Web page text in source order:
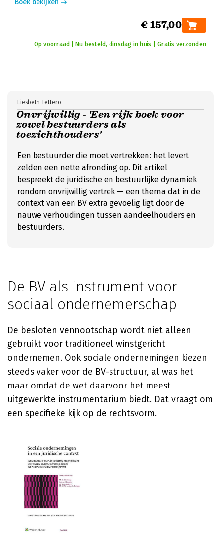
Boek bekijken
€ 157,00
Op voorraad | Nu besteld, dinsdag in huis | Gratis verzonden
Onvrijwillig - 'Een rijk boek voor
zowel bestuurders als
toezichthouders'
Liesbeth Tettero
Een bestuurder die moet vertrekken: het levert
zelden een nette afronding op. Dit artikel
bespreekt de juridische en bestuurlijke dynamiek
rondom onvrijwillig vertrek — een thema dat in de
context van een BV extra gevoelig ligt door de
nauwe verhoudingen tussen aandeelhouders en
bestuurders.
De BV als instrument voor
sociaal ondernemerschap
De besloten vennootschap wordt niet alleen
gebruikt voor traditioneel winstgericht
ondernemen. Ook sociale ondernemingen kiezen
steeds vaker voor de BV-structuur, al was het
maar omdat de wet daarvoor het meest
uitgewerkte instrumentarium biedt. Dat vraagt om
een specifieke kijk op de rechtsvorm.